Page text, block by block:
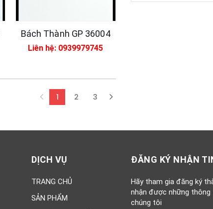
Bách Thành GP 36004
Liên hệ: 0939979745
1(current)
2 3
DỊCH VỤ
TRANG CHỦ
SẢN PHẨM
ĐĂNG KÝ NHẬN
Hãy tham gia đăng ký
nhận được những
chúng tôi